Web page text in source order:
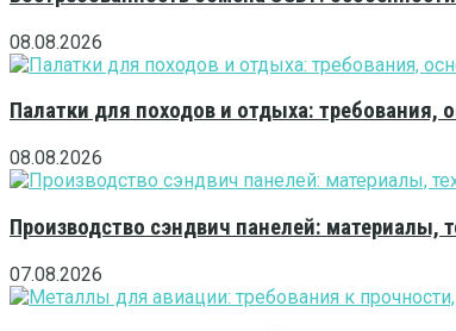
08.08.2026
Палатки для походов и отдыха:
08.08.2026
Производство сэндвич панелей: материалы,
07.08.2026